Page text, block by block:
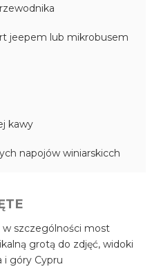
jeepem lub mikrobusem
kawy
napojów winiarskicch
w szczególności most
grotą do zdjęć, widoki
i góry Cypru